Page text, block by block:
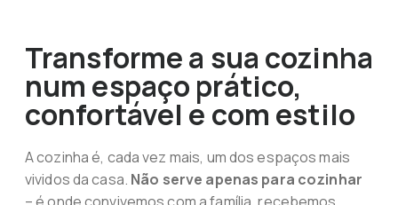
Transforme a sua cozinha
num espaço prático,
confortável e com estilo
A cozinha é, cada vez mais, um dos espaços mais
vividos da casa. Não serve apenas para cozinhar